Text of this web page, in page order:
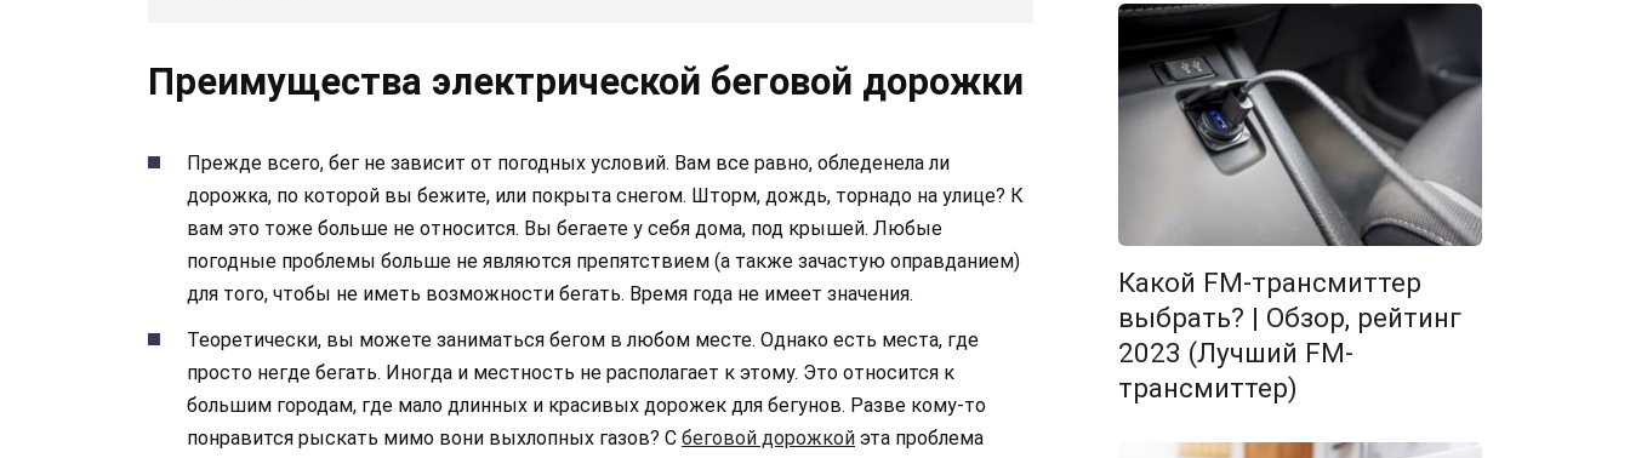
Преимущества электрической беговой дорожки
Прежде всего, бег не зависит от погодных условий. Вам все равно, обледенела ли
дорожка, по которой вы бежите, или покрыта снегом. Шторм, дождь, торнадо на улице? К
вам это тоже больше не относится. Вы бегаете у себя дома, под крышей. Любые
погодные проблемы больше не являются препятствием (а также зачастую оправданием)
для того, чтобы не иметь возможности бегать. Время года не имеет значения.
Теоретически, вы можете заниматься бегом в любом месте. Однако есть места, где
просто негде бегать. Иногда и местность не располагает к этому. Это относится к
большим городам, где мало длинных и красивых дорожек для бегунов. Разве кому-то
понравится рыскать мимо вони выхлопных газов? С беговой дорожкой эта проблема
Какой FM-трансмиттер
выбрать? | Обзор, рейтинг
2023 (Лучший FM-
трансмиттер)